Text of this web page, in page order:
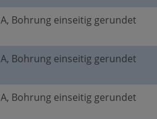
A, Bohrung einseitig gerundet
A, Bohrung einseitig gerundet
A, Bohrung einseitig gerundet